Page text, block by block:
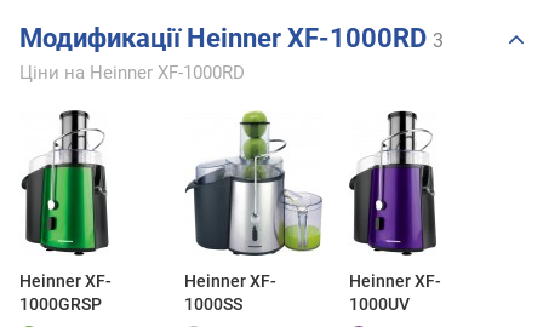
Модификації Heinner XF-1000RD 3
Ціни на Heinner XF-1000RD
Heinner XF-
1000GRSP
Heinner XF-
1000SS
Heinner XF-
1000UV